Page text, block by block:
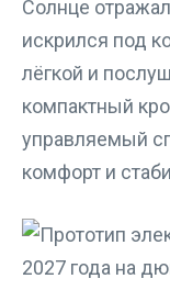
Солнце
искрился под
лёгкой и
компактный
управляемый
комфорт и